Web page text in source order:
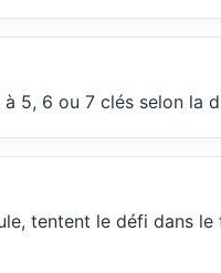
5, 6 ou 7 clés selon la
tentent le défi dans